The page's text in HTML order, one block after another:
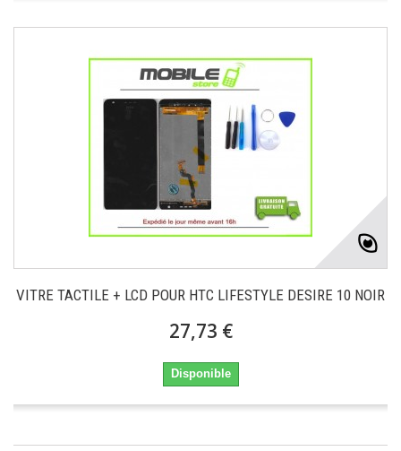
VITRE TACTILE + LCD POUR HTC LIFESTYLE DESIRE 10 NOIR
27,73 €
Disponible